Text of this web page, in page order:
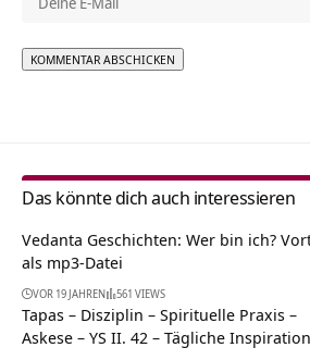
Das könnte dich auch interessieren
Vedanta Geschichten: Wer bin ich?
als mp3-Datei
VOR 19 JAHREN 561 VIEWS
Tapas – Disziplin – Spirituelle Praxis –
Askese – YS II. 42 – Tägliche Inspiration